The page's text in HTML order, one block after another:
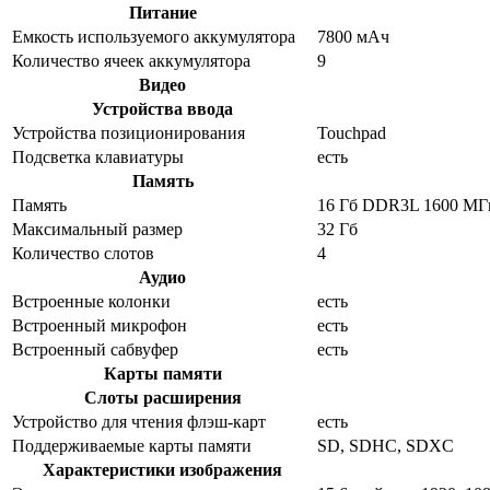
Питание
Емкость используемого аккумулятора
7800 мАч
Количество ячеек аккумулятора
9
Видео
Устройства ввода
Устройства позиционирования
Touchpad
Подсветка клавиатуры
есть
Память
Память
16 Гб DDR3L 1600
Максимальный размер
32 Гб
Количество слотов
4
Аудио
Встроенные колонки
есть
Встроенный микрофон
есть
Встроенный сабвуфер
есть
Карты памяти
Слоты расширения
Устройство для чтения флэш-карт
есть
Поддерживаемые карты памяти
SD, SDHC, SDXC
Характеристики изображения